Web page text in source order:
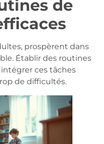
de
prospèrent dans
Établir des routines
ces tâches
de difficultés.